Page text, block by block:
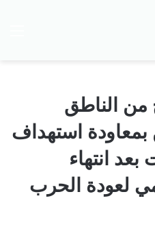
من الناطق
بمعاودة استهداف
بعد انتهاء
لعودة الحرب